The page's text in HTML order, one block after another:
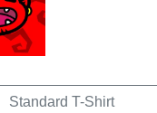
Standard T-Shirt